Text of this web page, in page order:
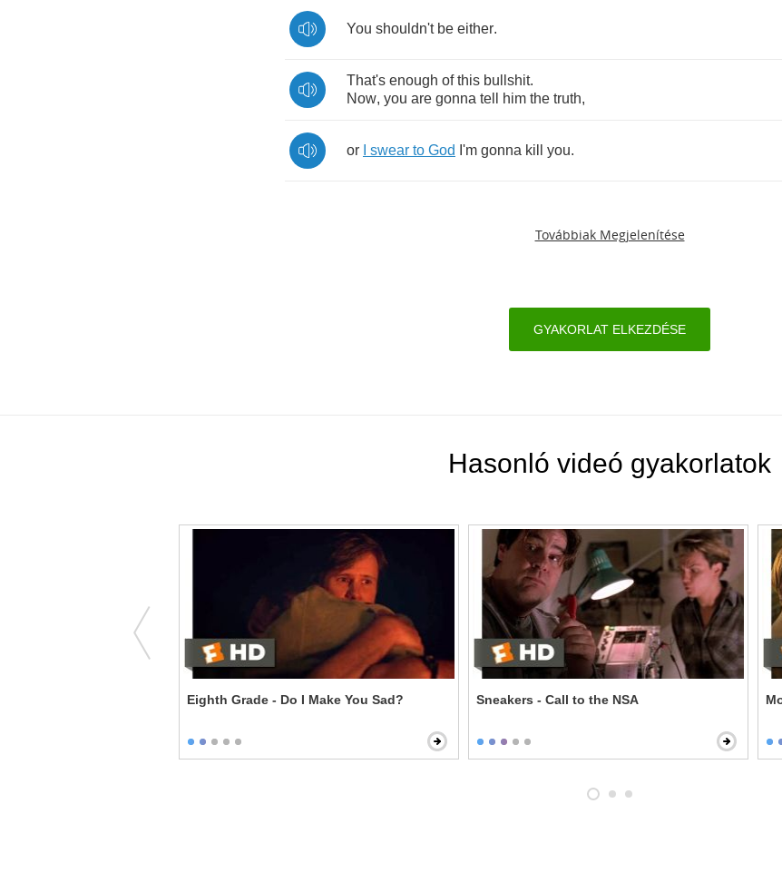
You shouldn't be either.
That's enough of this bullshit.
Now, you are gonna tell him the truth,
or swear to God I'm gonna kill you.
Továbbiak Megjelenítése
GYAKORLAT ELKEZDÉSE
Hasonló videó gyakorlatok
Eighth Grade - Do I Make You Sad? Sneakers - Call to the NSA